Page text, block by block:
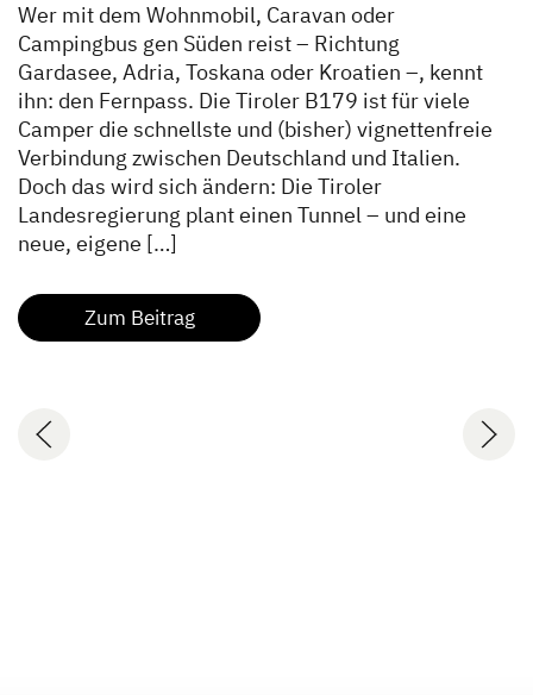
Wer mit dem Wohnmobil, Caravan oder
Campingbus gen Süden reist – Richtung
Gardasee, Adria, Toskana oder Kroatien –, kennt
ihn: den Fernpass. Die Tiroler B179 ist für viele
Camper die schnellste und (bisher) vignettenfreie
Verbindung zwischen Deutschland und Italien.
Doch das wird sich ändern: Die Tiroler
Landesregierung plant einen Tunnel – und eine
neue, eigene […]
Zum Beitrag